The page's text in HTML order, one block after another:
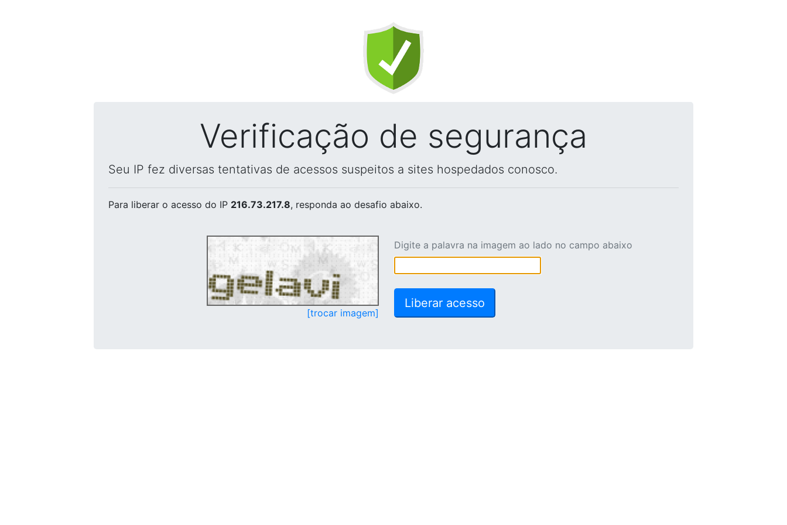
Verificação de segurança
Seu IP fez diversas tentativas de acessos suspeitos a sites hospedados conosco.
Para liberar o acesso do IP 216.73.217.8, responda ao desafio abaixo.
[trocar imagem]
Digite a palavra na imagem ao lado no campo abaixo